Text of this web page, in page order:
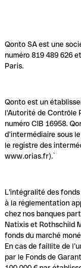
Qonto SA est une
numéro 819 489 626
Paris.
Qonto est un
l'Autorité de Contrôle
numéro CIB 16958.
d’intermédiaire sous
le registre des
www.orias.fr).`
L'intégralité des
à la réglementation
chez nos banques
Natixis et Rothschild
fonds du marché
En cas de faillite de
par le Fonds de